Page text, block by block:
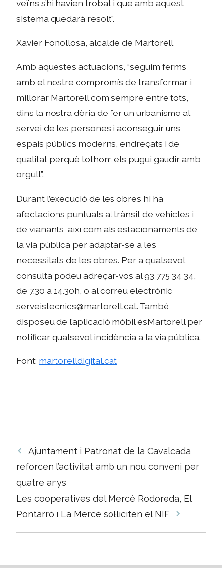
veïns s’hi havien trobat i que amb aquest
sistema quedarà resolt”.
Xavier Fonollosa, alcalde de Martorell
Amb aquestes actuacions, “seguim ferms
amb el nostre compromís de transformar i
millorar Martorell com sempre entre tots,
dins la nostra dèria de fer un urbanisme al
servei de les persones i aconseguir uns
espais públics moderns, endreçats i de
qualitat perquè tothom els pugui gaudir amb
orgull”.
Durant l’execució de les obres hi ha
afectacions puntuals al trànsit de vehicles i
de vianants, així com als estacionaments de
la via pública per adaptar-se a les
necessitats de les obres. Per a qualsevol
consulta podeu adreçar-vos al 93 775 34 34,
de 7.30 a 14.30h, o al correu electrònic
serveistecnics@martorell.cat. També
disposeu de l’aplicació mòbil ésMartorell per
notificar qualsevol incidència a la via pública.
Font: martorelldigital.cat
Navegació
per
entrades
Ajuntament i Patronat de la Cavalcada
reforcen l’activitat amb un nou conveni per
quatre anys
Les cooperatives del Mercè Rodoreda, El
Pontarró i La Mercè sol·liciten el NIF